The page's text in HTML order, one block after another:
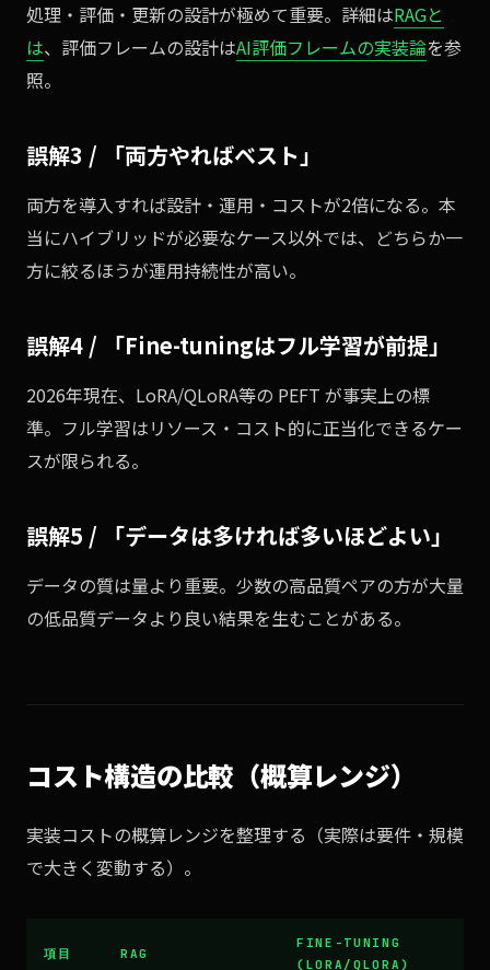
処理・評価・更新の設計が極めて重要。詳細はRAGと
は、評価フレームの設計はAI評価フレームの実装論を参
照。
誤解3 / 「両方やればベスト」
両方を導入すれば設計・運用・コストが2倍になる。本
当にハイブリッドが必要なケース以外では、どちらか一
方に絞るほうが運用持続性が高い。
誤解4 / 「Fine-tuningはフル学習が前提」
2026年現在、LoRA/QLoRA等の PEFT が事実上の標
準。フル学習はリソース・コスト的に正当化できるケー
スが限られる。
誤解5 / 「データは多ければ多いほどよい」
データの質は量より重要。少数の高品質ペアの方が大量
の低品質データより良い結果を生むことがある。
コスト構造の比較（概算レンジ）
実装コストの概算レンジを整理する（実際は要件・規模
で大きく変動する）。
項目 RAG
FINE-TUNING
(LORA/QLORA)